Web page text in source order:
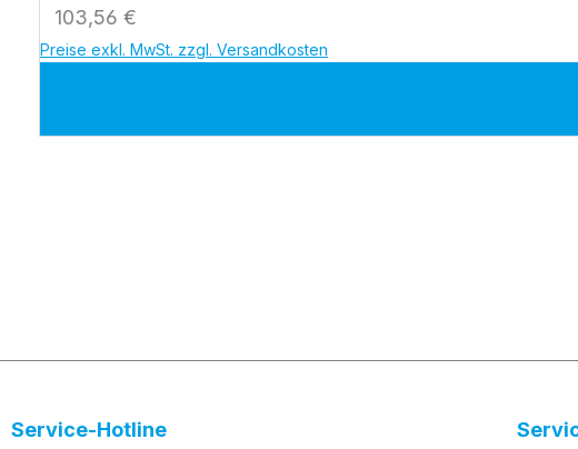
Regulärer Preis:
103,56 €
Preise exkl. MwSt. zzgl. Versandkosten
Service-Hotline